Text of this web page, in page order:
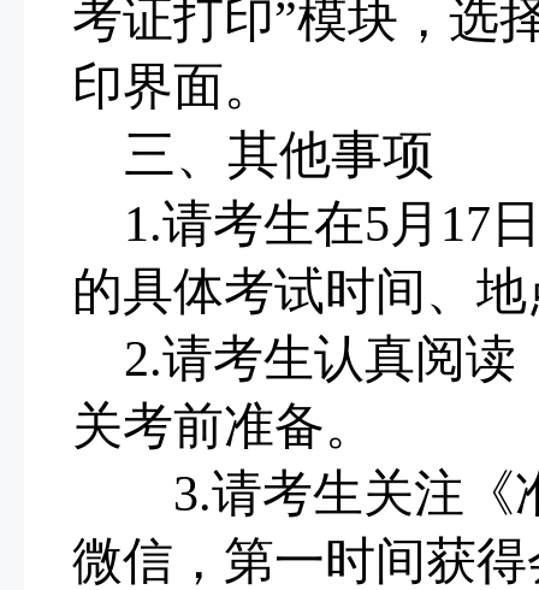
考证打印”模块，选
印界面。
三、其他事项
1.请考生在5月 17
的具体考试时间、
2.请考生认真阅读
关考前准备。
3.请考生关注
微信， 第一时间获